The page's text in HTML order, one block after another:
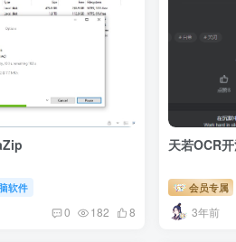
软件
0 182 8
天若OCR
会员专属
3年前